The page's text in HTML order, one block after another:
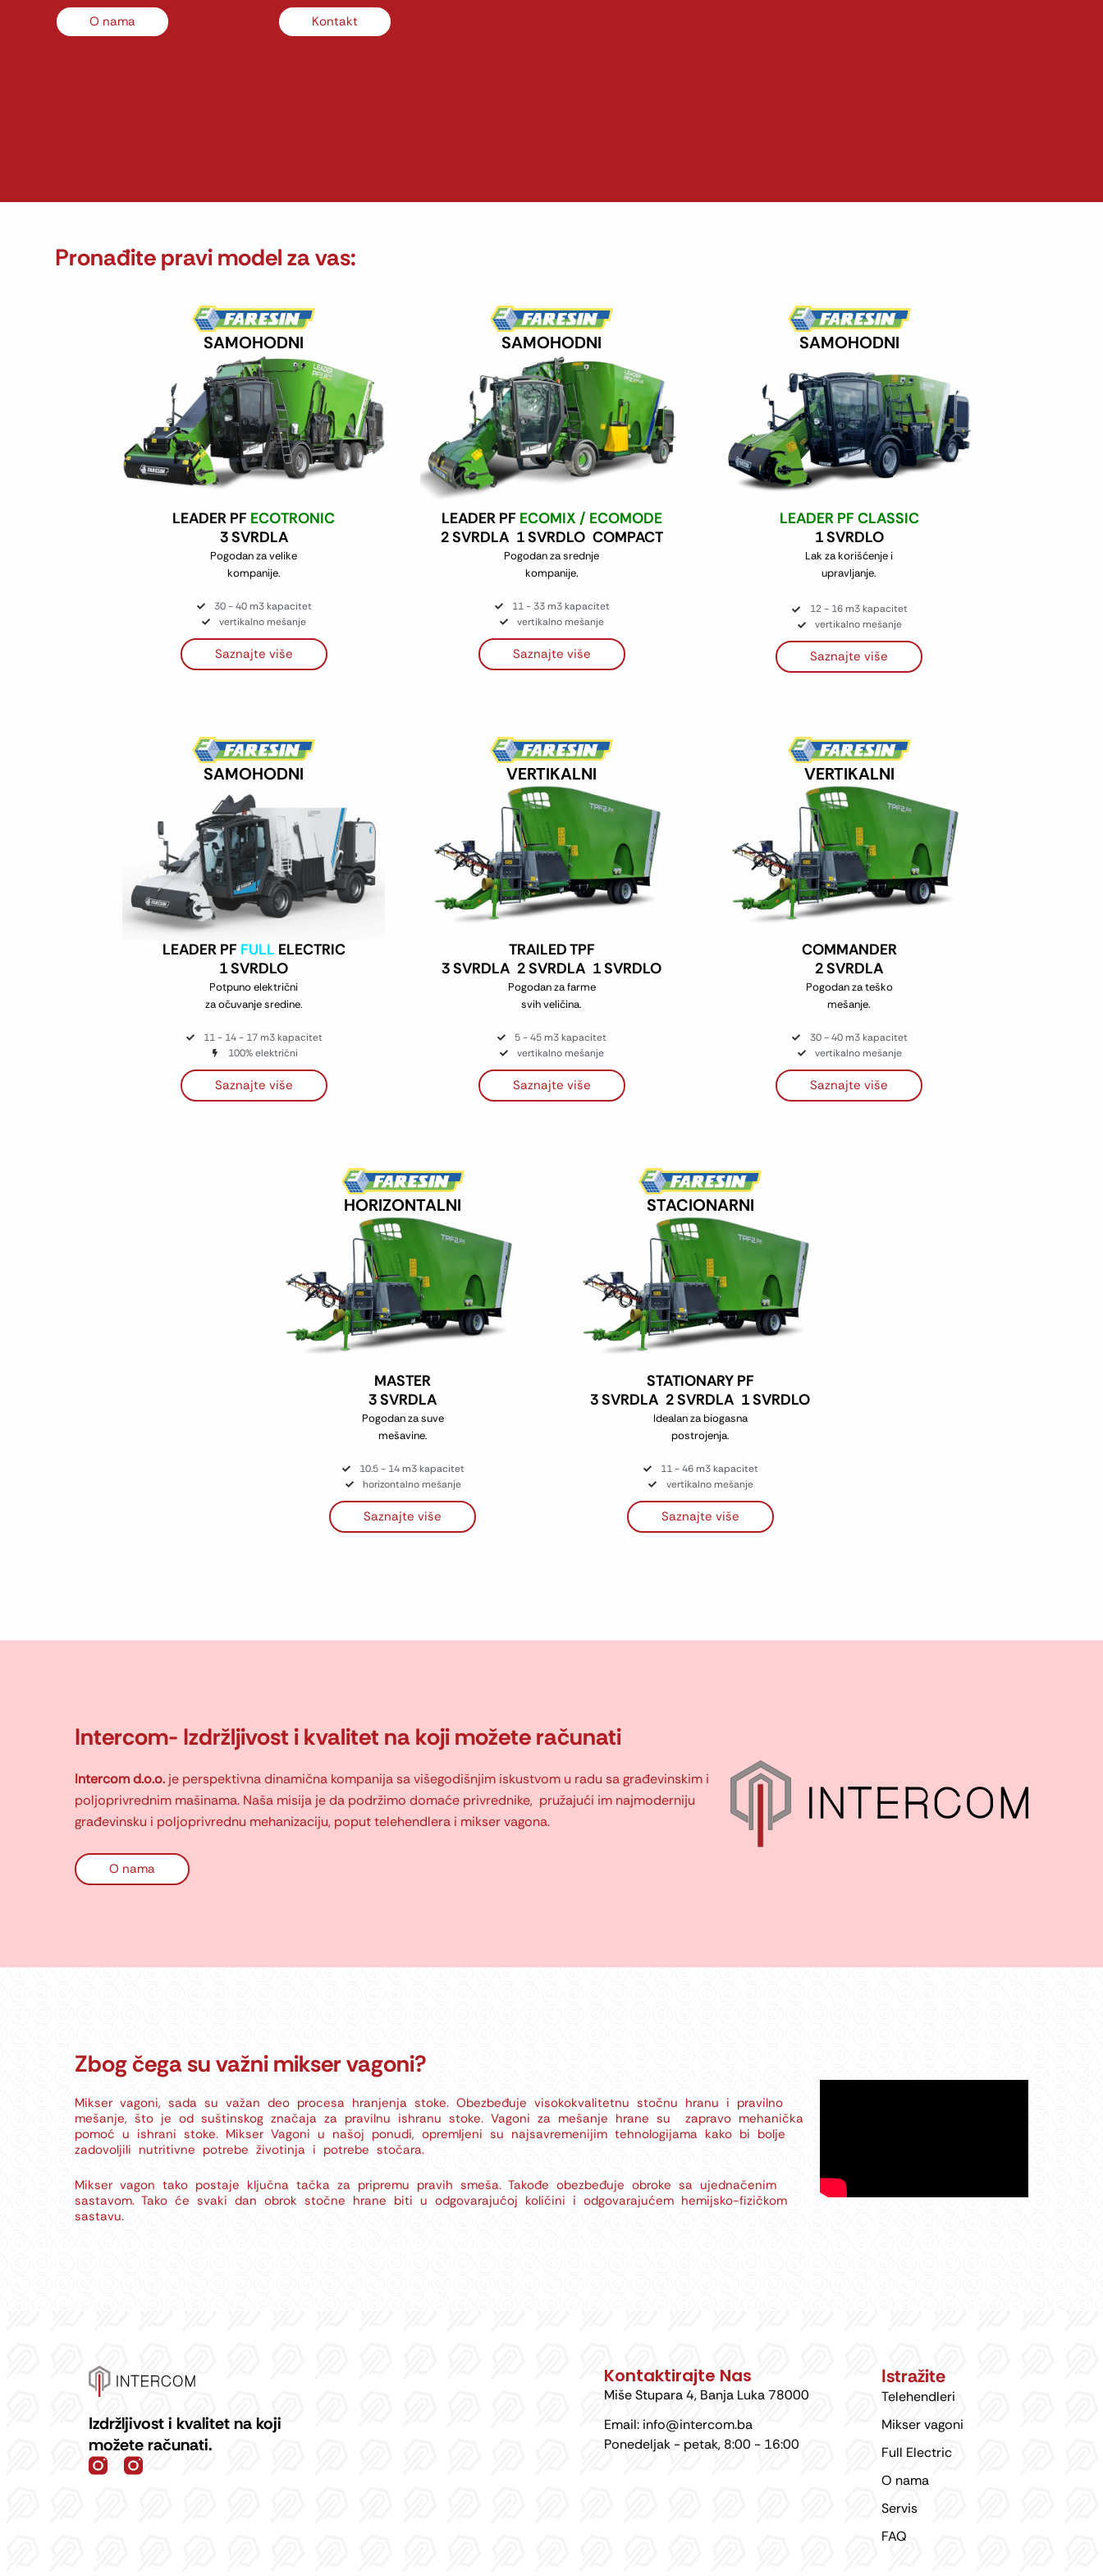
O nama Kontakt
Pronađite pravi model za vas:
SAMOHODNI
LEADER PF ECOTRONIC
3 SVRDLA
Pogodan za velike
kompanije.
30 - 40 m3 kapacitet
vertikalno mešanje
Saznajte više
SAMOHODNI
LEADER PF ECOMIX / ECOMODE
2 SVRDLA 1 SVRDLO COMPACT
Pogodan za srednje
kompanije.
11 - 33 m3 kapacitet
vertikalno mešanje
Saznajte više
SAMOHODNI
LEADER PF CLASSIC
1 SVRDLO
Lak za korišćenje i
upravljanje.
12 - 16 m3 kapacitet
vertikalno mešanje
Saznajte više
SAMOHODNI
LEADER PF FULL ELECTRIC
1 SVRDLO
Potpuno električni
za očuvanje sredine.
11 - 14 - 17 m3 kapacitet
100% električni
Saznajte više
VERTIKALNI
TRAILED TPF
3 SVRDLA 2 SVRDLA 1 SVRDLO
Pogodan za farme
svih veličina.
5 - 45 m3 kapacitet
vertikalno mešanje
Saznajte više
VERTIKALNI
COMMANDER
2 SVRDLA
Pogodan za teško
mešanje.
30 - 40 m3 kapacitet
vertikalno mešanje
Saznajte više
HORIZONTALNI
MASTER
3 SVRDLA
Pogodan za suve
mešavine.
10.5 - 14 m3 kapacitet
horizontalno mešanje
Saznajte više
STACIONARNI
STATIONARY PF
3 SVRDLA 2 SVRDLA 1 SVRDLO
Idealan za biogasna
postrojenja.
11 - 46 m3 kapacitet
vertikalno mešanje
Saznajte više
Intercom- Izdržljivost i kvalitet na koji možete računati
Intercom d.o.o. je perspektivna dinamična kompanija sa višegodišnjim iskustvom u radu sa građevinskim i
poljoprivrednim mašinama. Naša misija je da podržimo domaće privrednike, pružajući im najmoderniju
građevinsku i poljoprivrednu mehanizaciju, poput telehendlera i mikser vagona.
O nama
Zbog čega su važni mikser vagoni?
Mikser vagoni, sada su važan deo procesa hranjenja stoke. Obezbeđuje visokokvalitetnu stočnu hranu i pravilno
mešanje, što je od suštinskog značaja za pravilnu ishranu stoke. Vagoni za mešanje hrane su zapravo mehanička
pomoć u ishrani stoke. Mikser Vagoni u našoj ponudi, opremljeni su najsavremenijim tehnologijama kako bi bolje
zadovoljili nutritivne potrebe životinja i potrebe stočara.
Mikser vagon tako postaje ključna tačka za pripremu pravih smeša. Takođe obezbeđuje obroke sa ujednačenim
sastavom. Tako će svaki dan obrok stočne hrane biti u odgovarajućoj količini i odgovarajućem hemijsko-fizičkom
sastavu.
Izdržljivost i kvalitet na koji
možete računati.
Kontaktirajte Nas
Miše Stupara 4, Banja Luka 78000
Email: info@intercom.ba
Ponedeljak - petak, 8:00 - 16:00
Istražite
Telehendleri
Mikser vagoni
Full Electric
O nama
Servis
FAQ